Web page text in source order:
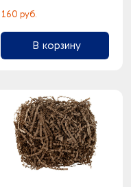
160 руб.
В корзину